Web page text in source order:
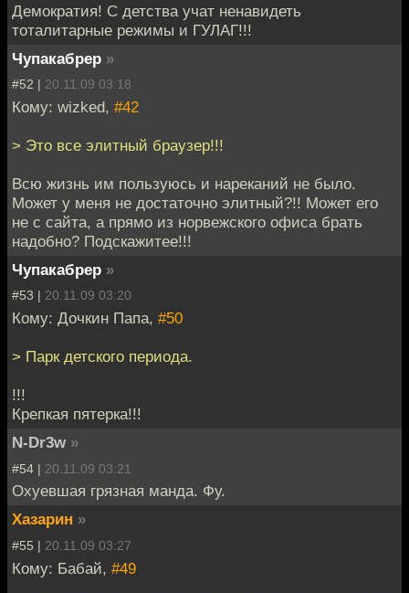
Демократия! С детства учат ненавидеть
тоталитарные режимы и ГУЛАГ!!!
Чупакабрер »
#52 | 20.11.09 03:18
Кому: wizked, #42
> Это все элитный браузер!!!
Всю жизнь им пользуюсь и нареканий не было.
Может у меня не достаточно элитный?!! Может его
не с сайта, а прямо из норвежского офиса брать
надобно? Подскажитее!!!
Чупакабрер »
#53 | 20.11.09 03:20
Кому: Дочкин Папа, #50
> Парк детского периода.
!!!
Крепкая пятерка!!!
N-Dr3w »
#54 | 20.11.09 03:21
Охуевшая грязная манда. Фу.
Хазарин »
#55 | 20.11.09 03:27
Кому: Бабай, #49